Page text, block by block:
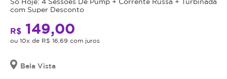
com Super Desconto
R$ 149,00
ou 10x de R$ 16,69 com juros
Bela Vista